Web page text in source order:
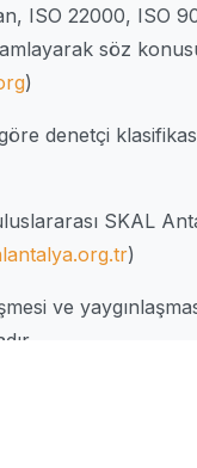
ISO 22000, ISO
söz
)
denetçi
SKAL
)
ve